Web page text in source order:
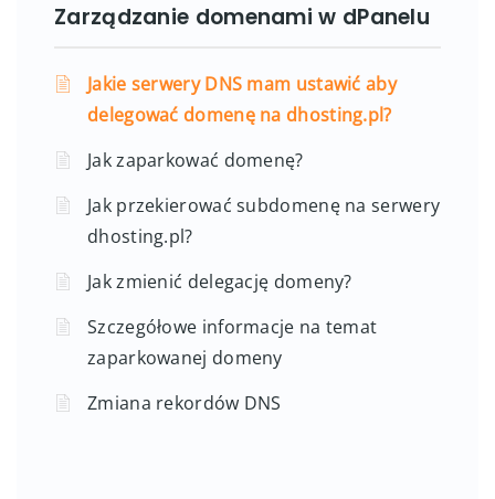
Zarządzanie domenami w dPanelu
Jakie serwery DNS mam ustawić aby
delegować domenę na dhosting.pl?
Jak zaparkować domenę?
Jak przekierować subdomenę na serwery
dhosting.pl?
Jak zmienić delegację domeny?
Szczegółowe informacje na temat
zaparkowanej domeny
Zmiana rekordów DNS